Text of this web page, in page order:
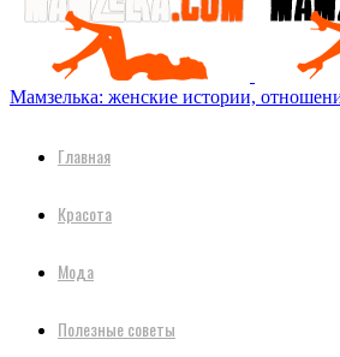
Мамзелька: женские истории,
Главная
Красота
Мода
Полезные советы